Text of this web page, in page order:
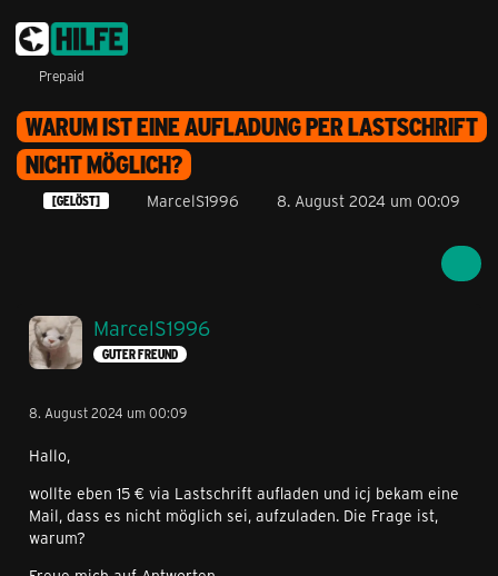
Prepaid
WARUM IST EINE AUFLADUNG PER LASTSCHRIFT
NICHT MÖGLICH?
[GELÖST] MarcelS1996 8. August 2024 um 00:09
MarcelS1996
GUTER FREUND
8. August 2024 um 00:09
Hallo,
wollte eben 15 € via Lastschrift aufladen und icj bekam eine
Mail, dass es nicht möglich sei, aufzuladen. Die Frage ist,
warum?